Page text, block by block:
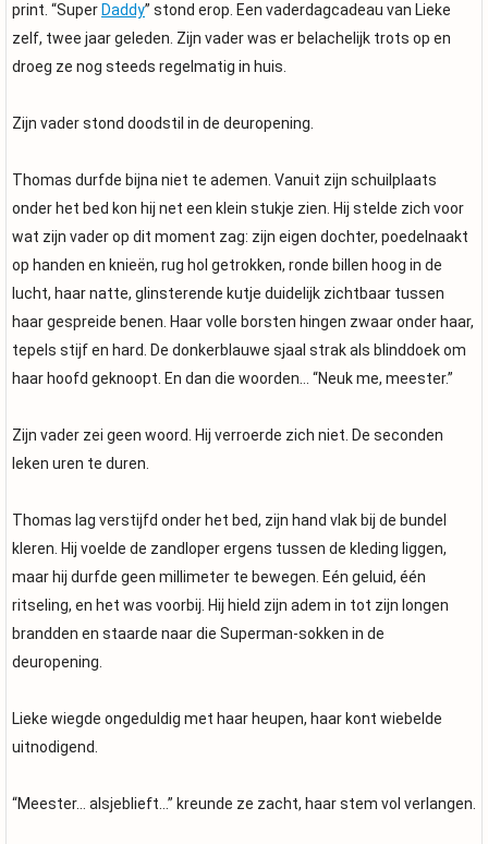
print. “Super Daddy” stond erop. Een vaderdagcadeau van Lieke
zelf, twee jaar geleden. Zijn vader was er belachelijk trots op en
droeg ze nog steeds regelmatig in huis.
Zijn vader stond doodstil in de deuropening.
Thomas durfde bijna niet te ademen. Vanuit zijn schuilplaats
onder het bed kon hij net een klein stukje zien. Hij stelde zich voor
wat zijn vader op dit moment zag: zijn eigen dochter, poedelnaakt
op handen en knieën, rug hol getrokken, ronde billen hoog in de
lucht, haar natte, glinsterende kutje duidelijk zichtbaar tussen
haar gespreide benen. Haar volle borsten hingen zwaar onder haar,
tepels stijf en hard. De donkerblauwe sjaal strak als blinddoek om
haar hoofd geknoopt. En dan die woorden… “Neuk me, meester.”
Zijn vader zei geen woord. Hij verroerde zich niet. De seconden
leken uren te duren.
Thomas lag verstijfd onder het bed, zijn hand vlak bij de bundel
kleren. Hij voelde de zandloper ergens tussen de kleding liggen,
maar hij durfde geen millimeter te bewegen. Eén geluid, één
ritseling, en het was voorbij. Hij hield zijn adem in tot zijn longen
brandden en staarde naar die Superman-sokken in de
deuropening.
Lieke wiegde ongeduldig met haar heupen, haar kont wiebelde
uitnodigend.
“Meester… alsjeblieft…” kreunde ze zacht, haar stem vol verlangen.